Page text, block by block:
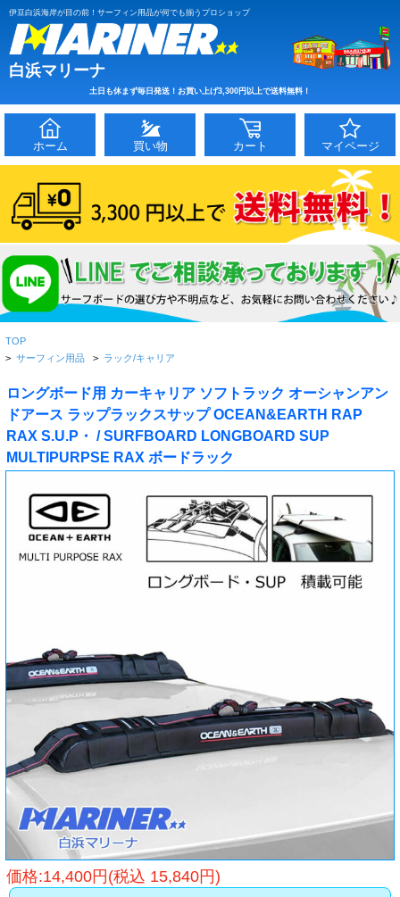
伊豆白浜海岸が目の前！サーフィン用品が何でも揃うプロショップ
白浜マリーナ
土日も休まず毎日発送！お買い上げ3,300円以上で送料無料！
ホーム 買い物 カート マイページ
TOP
> サーフィン用品 > ラック/キャリア
ロングボード用 カーキャリア ソフトラック オーシャンアン
ドアース ラップラックスサップ OCEAN&EARTH RAP
RAX S.U.P・ / SURFBOARD LONGBOARD SUP
MULTIPURPSE RAX ボードラック
価格:14,400円(税込 15,840円)